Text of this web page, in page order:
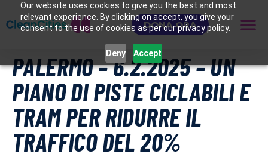
Our website uses cookies to give you the best and most
relevant experience. By clicking on accept, you give your
consent to the use of cookies as per our privacy policy.
Deny Accept
DONA ORA
PALERMO – 6.2.2025 – UN
PIANO DI PISTE CICLABILI E
TRAM PER RIDURRE IL
TRAFFICO DEL 20%